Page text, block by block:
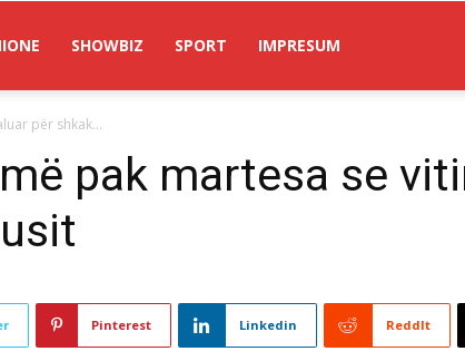
SHOWBIZ SPORT IMPRESUM
për shkak...
pak martesa se
Pinterest Linkedin ReddIt